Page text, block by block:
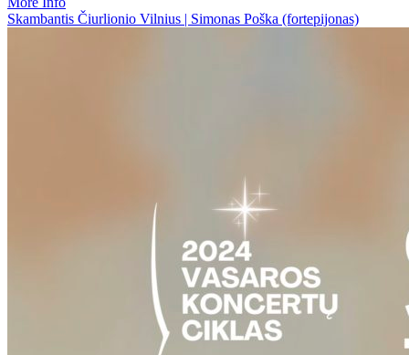
Skambantis Čiurlionio Vilnius | Simonas Poška (fortepijonas)